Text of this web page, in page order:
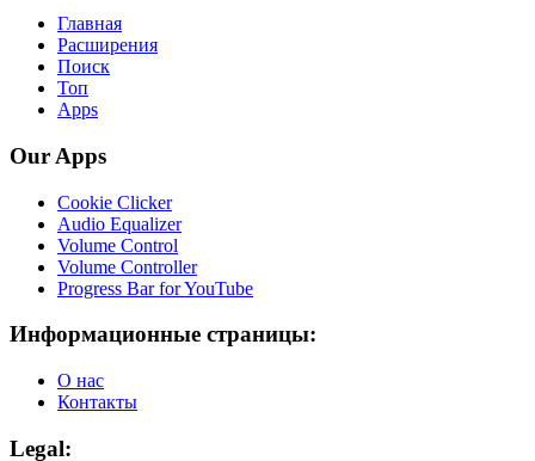
Главная
Расширения
Поиск
Топ
Apps
Our Apps
Cookie Clicker
Audio Equalizer
Volume Control
Volume Controller
Progress Bar for YouTube
Информационные страницы:
О нас
Контакты
Legal: